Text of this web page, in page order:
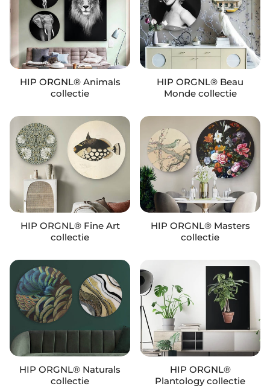
HIP ORGNL® Animals
collectie
HIP ORGNL® Beau
Monde collectie
HIP ORGNL® Fine Art
collectie
HIP ORGNL® Masters
collectie
HIP ORGNL® Naturals
collectie
HIP ORGNL®
Plantology collectie